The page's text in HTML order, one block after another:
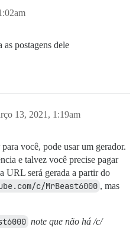
postagens dele
13, 2021, 1:19am
você, pode usar um gerador.
e talvez você precise pagar
URL será gerada a partir do
c/MrBeast6000 , mas
note que não há /c/